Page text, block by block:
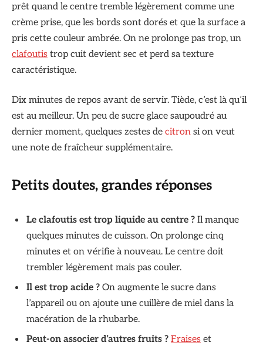
prêt quand le centre tremble légèrement comme une
crème prise, que les bords sont dorés et que la surface a
pris cette couleur ambrée. On ne prolonge pas trop, un
clafoutis trop cuit devient sec et perd sa texture
caractéristique.
Dix minutes de repos avant de servir. Tiède, c’est là qu’il
est au meilleur. Un peu de sucre glace saupoudré au
dernier moment, quelques zestes de citron si on veut
une note de fraîcheur supplémentaire.
Petits doutes, grandes réponses
Le clafoutis est trop liquide au centre ? Il manque
quelques minutes de cuisson. On prolonge cinq
minutes et on vérifie à nouveau. Le centre doit
trembler légèrement mais pas couler.
Il est trop acide ? On augmente le sucre dans
l’appareil ou on ajoute une cuillère de miel dans la
macération de la rhubarbe.
Peut-on associer d’autres fruits ? Fraises et